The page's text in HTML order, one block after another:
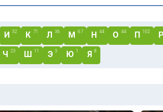
И 32 К 71 Л 36 М 67 Н 44 О 44 П 102
Ч 23 Ш 11 Э 3 Ю 1 Я 8